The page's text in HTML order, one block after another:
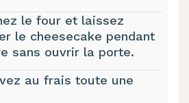
le four et laissez
le cheesecake pendant
sans ouvrir la porte.
au frais toute une